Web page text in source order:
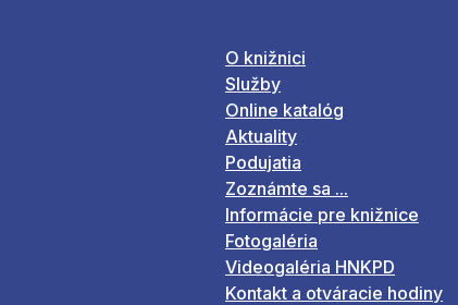
O knižnici
Služby
Online katalóg
Aktuality
Podujatia
Zoznámte sa ...
Informácie pre knižnice
Fotogaléria
Videogaléria HNKPD
Kontakt a otváracie hodiny